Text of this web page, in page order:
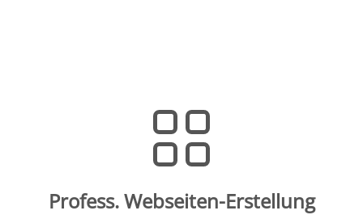
Profess. Webseiten-Erstellung